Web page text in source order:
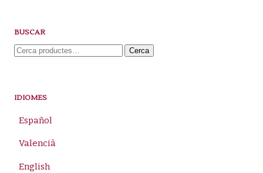
BUSCAR
Cerca: Cerca
IDIOMES
Español
Valencià
English